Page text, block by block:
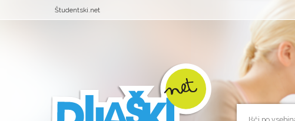
Študentski.net